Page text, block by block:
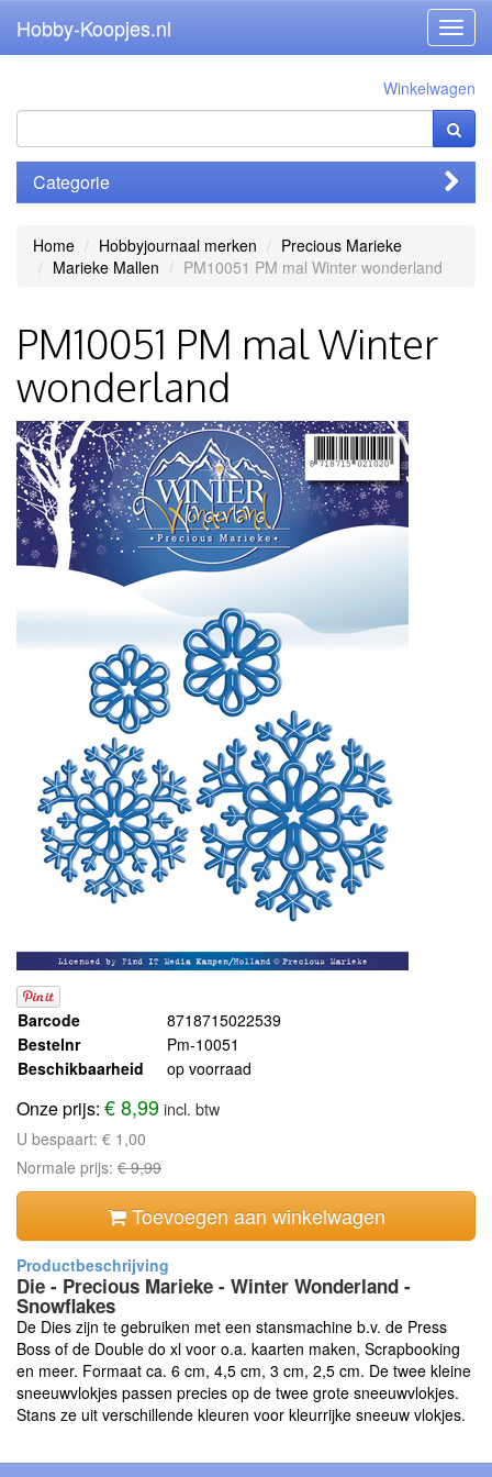
Hobby-Koopjes.nl
Winkelwagen
Categorie
Home Hobbyjournaal merken
Precious Marieke
Marieke Mallen
PM10051 PM mal Winter wonderland
PM10051 PM mal Winter
wonderland
Barcode
8718715022539
Bestelnr
Pm-10051
Beschikbaarheid
op voorraad
Onze prijs: € 8,99incl. btw
U bespaart: € 1,00
Normale prijs: € 9,99
Toevoegen aan winkelwagen
Die - Precious Marieke - Winter Wonderland -
Snowflakes
De Dies zijn te gebruiken met een stansmachine b.v. de Press
Boss of de Double do xl voor o.a. kaarten maken, Scrapbooking
en meer. Formaat ca. 6 cm, 4,5 cm, 3 cm, 2,5 cm. De twee kleine
sneeuwvlokjes passen precies op de twee grote sneeuwvlokjes.
Stans ze uit verschillende kleuren voor kleurrijke sneeuw vlokjes.